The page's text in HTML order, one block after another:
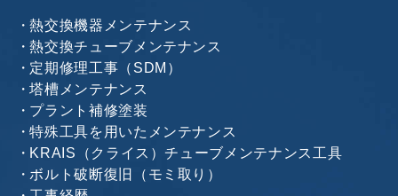
熱交換機器メンテナンス
熱交換チューブメンテナンス
定期修理工事（SDM）
塔槽メンテナンス
プラント補修塗装
特殊工具を用いたメンテナンス
KRAIS（クライス）チューブメンテナンス工具
ボルト破断復旧（モミ取り）